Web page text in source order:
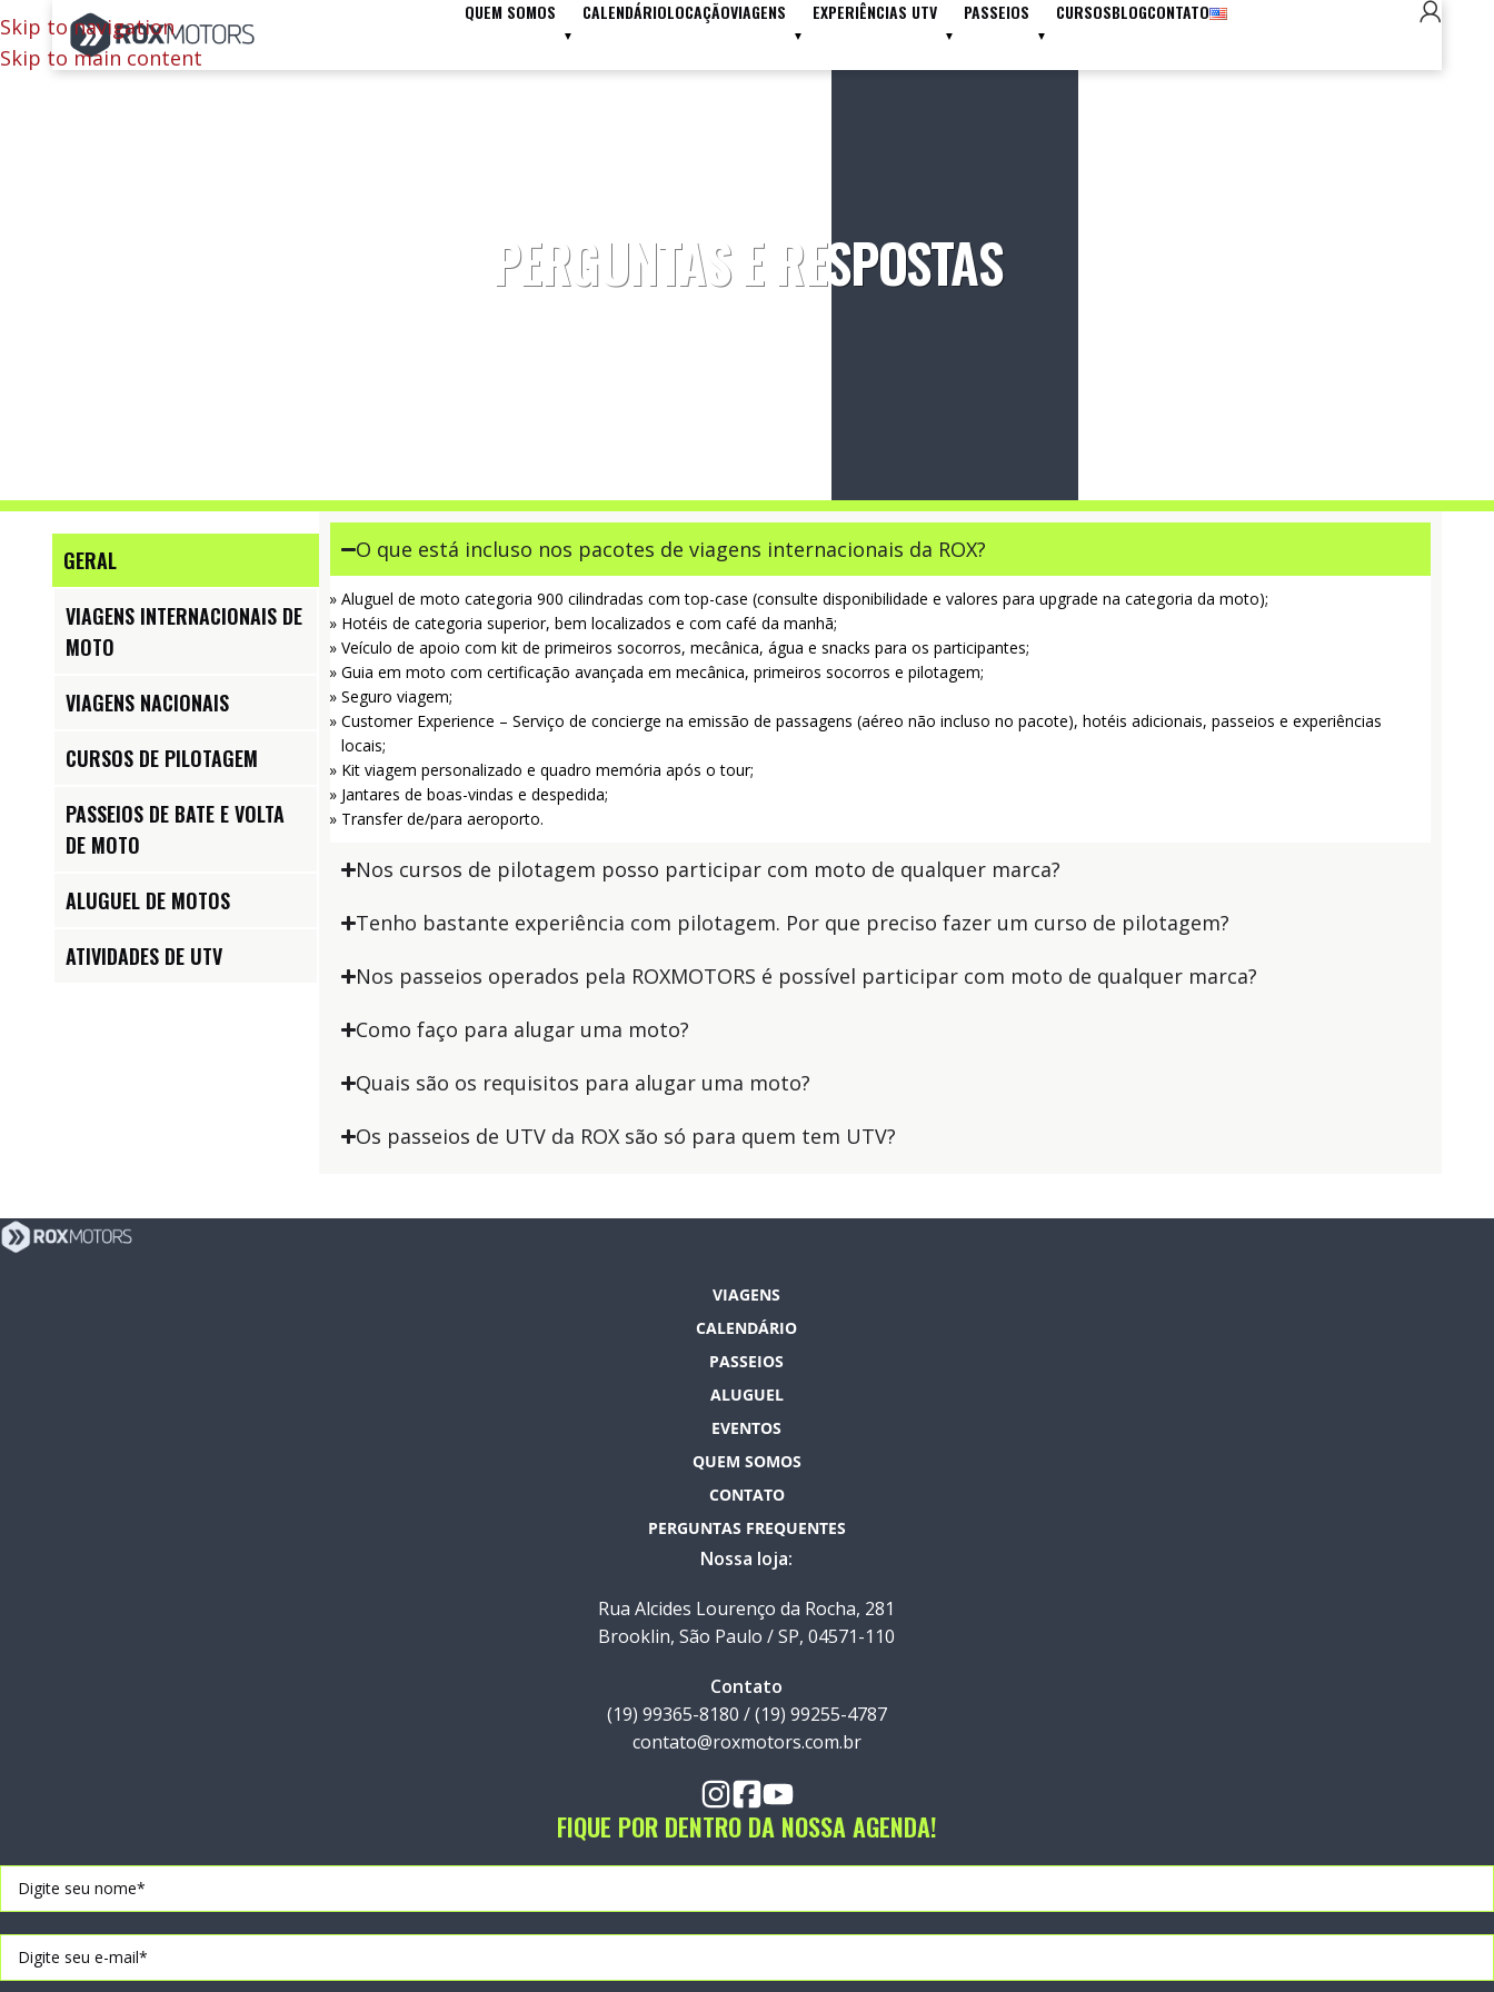
Skip to navigation
Skip to main content
QUEM SOMOS CALENDÁRIOLOCAÇÃOVIAGENS EXPERIÊNCIAS UTV PASSEIOS CURSOSBLOGCONTATO
PERGUNTAS E RESPOSTAS
GERAL
VIAGENS INTERNACIONAIS DE
MOTO
VIAGENS NACIONAIS
CURSOS DE PILOTAGEM
PASSEIOS DE BATE E VOLTA
DE MOTO
ALUGUEL DE MOTOS
ATIVIDADES DE UTV
O que está incluso nos pacotes de viagens internacionais da ROX?
Aluguel de moto categoria 900 cilindradas com top-case (consulte disponibilidade e valores para upgrade na categoria da moto);
Hotéis de categoria superior, bem localizados e com café da manhã;
Veículo de apoio com kit de primeiros socorros, mecânica, água e snacks para os participantes;
Guia em moto com certificação avançada em mecânica, primeiros socorros e pilotagem;
Seguro viagem;
Customer Experience – Serviço de concierge na emissão de passagens (aéreo não incluso no pacote), hotéis adicionais, passeios e experiências
locais;
Kit viagem personalizado e quadro memória após o tour;
Jantares de boas-vindas e despedida;
Transfer de/para aeroporto.
Nos cursos de pilotagem posso participar com moto de qualquer marca?
Tenho bastante experiência com pilotagem. Por que preciso fazer um curso de pilotagem?
Nos passeios operados pela ROXMOTORS é possível participar com moto de qualquer marca?
Como faço para alugar uma moto?
Quais são os requisitos para alugar uma moto?
Os passeios de UTV da ROX são só para quem tem UTV?
VIAGENS
CALENDÁRIO
PASSEIOS
ALUGUEL
EVENTOS
QUEM SOMOS
CONTATO
PERGUNTAS FREQUENTES
Nossa loja:
Rua Alcides Lourenço da Rocha, 281
Brooklin, São Paulo / SP, 04571-110
Contato
(19) 99365-8180 / (19) 99255-4787
contato@roxmotors.com.br
FIQUE POR DENTRO DA NOSSA AGENDA!